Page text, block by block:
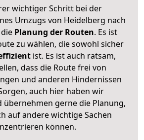
wichtiger Schritt bei der
Umzugs von Heidelberg nach
Planung der Routen. Es ist
zu wählen, die sowohl sicher
ist. Es ist auch ratsam,
dass die Route frei von
und anderen Hindernissen
auch hier haben wir
übernehmen gerne die Planung,
auf andere wichtige Sachen
können.